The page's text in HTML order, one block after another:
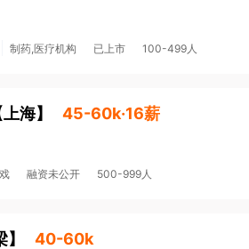
制药,医疗机构 已上市 100-499人
上海】 45-60k·16薪
融资未公开 500-999人
】 40-60k